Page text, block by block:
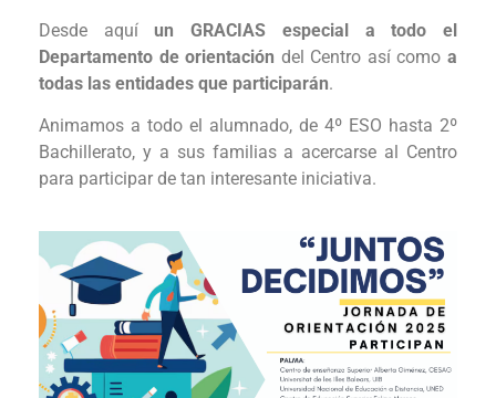
Desde aquíun GRACIAS especial a todo el
Departamento de orientación del Centro así comoa
todas las entidades que participarán.
Animamos a todo el alumnado, de 4º ESO hasta 2º
Bachillerato, y a sus familias a acercarse al Centro
para participar de tan interesante iniciativa.